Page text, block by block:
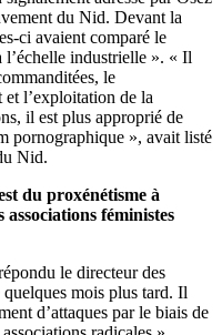
du Nid. Devant la
ci avaient comparé le
industrielle ». « Il
le
et l’exploitation de la
il est plus approprié de
pornographique », avait listé
Nid.
du proxénétisme à
associations féministes
le directeur des
mois plus tard. Il
d’attaques par le biais de